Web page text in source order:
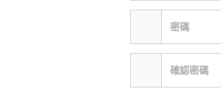
密碼
確認密碼